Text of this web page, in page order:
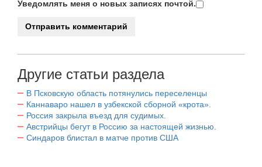
Уведомлять меня о новых записях почтой.
Другие статьи раздела
В Псковскую область потянулись переселенцы
Каннаваро нашел в узбекской сборной «крота».
Россия закрыла въезд для судимых.
Австрийцы бегут в Россию за настоящей жизнью.
Синдаров блистал в матче против США